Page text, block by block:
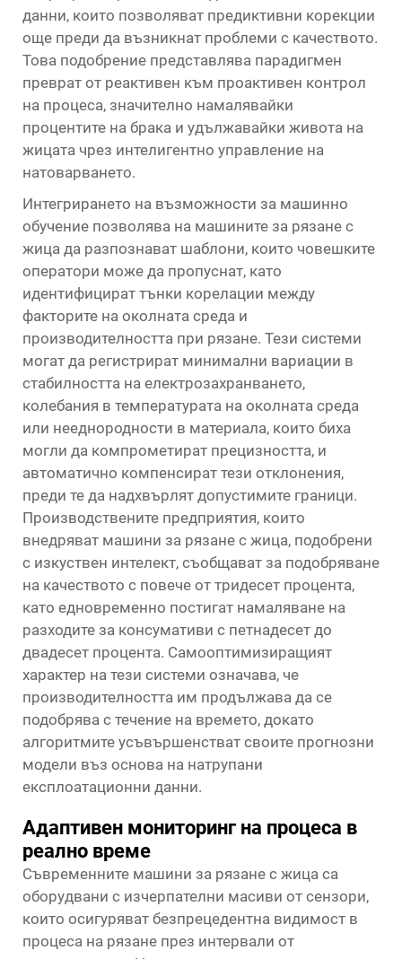
данни, които позволяват предиктивни корекции
още преди да възникнат проблеми с качеството.
Това подобрение представлява парадигмен
преврат от реактивен към проактивен контрол
на процеса, значително намалявайки
процентите на брака и удължавайки живота на
жицата чрез интелигентно управление на
натоварването.
Интегрирането на възможности за машинно
обучение позволява на машините за рязане с
жица да разпознават шаблони, които човешките
оператори може да пропуснат, като
идентифицират тънки корелации между
факторите на околната среда и
производителността при рязане. Тези системи
могат да регистрират минимални вариации в
стабилността на електрозахранването,
колебания в температурата на околната среда
или нееднородности в материала, които биха
могли да компрометират прецизността, и
автоматично компенсират тези отклонения,
преди те да надхвърлят допустимите граници.
Производствените предприятия, които
внедряват машини за рязане с жица, подобрени
с изкуствен интелект, съобщават за подобряване
на качеството с повече от тридесет процента,
като едновременно постигат намаляване на
разходите за консумативи с петнадесет до
двадесет процента. Самооптимизиращият
характер на тези системи означава, че
производителността им продължава да се
подобрява с течение на времето, докато
алгоритмите усъвършенстват своите прогнозни
модели въз основа на натрупани
експлоатационни данни.
Адаптивен мониторинг на процеса в
реално време
Съвременните машини за рязане с жица са
оборудвани с изчерпателни масиви от сензори,
които осигуряват безпрецедентна видимост в
процеса на рязане през интервали от